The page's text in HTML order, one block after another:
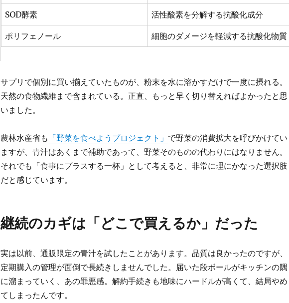
SOD酵素 活性酸素を分解する抗酸化成分
ポリフェノール 細胞のダメージを軽減する抗酸化物質
サプリで個別に買い揃えていたものが、粉末を水に溶かすだけで一度に摂れる。
天然の食物繊維まで含まれている。正直、もっと早く切り替えればよかったと思
いました。
農林水産省も 「野菜を食べようプロジェクト」 で野菜の消費拡大を呼びかけてい
ますが、青汁はあくまで補助であって、野菜そのものの代わりにはなりません。
それでも「食事にプラスする一杯」として考えると、非常に理にかなった選択肢
だと感じています。
継続のカギは「どこで買えるか」だった
実は以前、通販限定の青汁を試したことがあります。品質は良かったのですが、
定期購入の管理が面倒で長続きしませんでした。届いた段ボールがキッチンの隅
に溜まっていく、あの罪悪感。解約手続きも地味にハードルが高くて、結局やめ
てしまったんです。